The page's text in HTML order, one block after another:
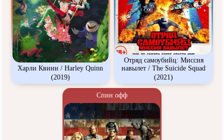
Харли Квинн / Harley Quinn
(2019)
Отряд самоубийц: Миссия
навылет / The Suicide Squad
(2021)
Спин офф